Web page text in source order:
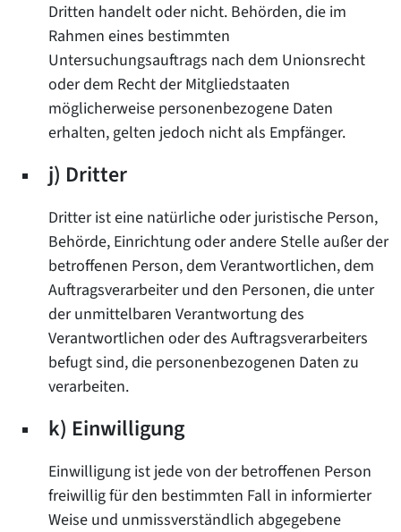
Dritten handelt oder nicht. Behörden, die im
Rahmen eines bestimmten
Untersuchungsauftrags nach dem Unionsrecht
oder dem Recht der Mitgliedstaaten
möglicherweise personenbezogene Daten
erhalten, gelten jedoch nicht als Empfänger.
j) Dritter
Dritter ist eine natürliche oder juristische Person,
Behörde, Einrichtung oder andere Stelle außer der
betroffenen Person, dem Verantwortlichen, dem
Auftragsverarbeiter und den Personen, die unter
der unmittelbaren Verantwortung des
Verantwortlichen oder des Auftragsverarbeiters
befugt sind, die personenbezogenen Daten zu
verarbeiten.
k) Einwilligung
Einwilligung ist jede von der betroffenen Person
freiwillig für den bestimmten Fall in informierter
Weise und unmissverständlich abgegebene